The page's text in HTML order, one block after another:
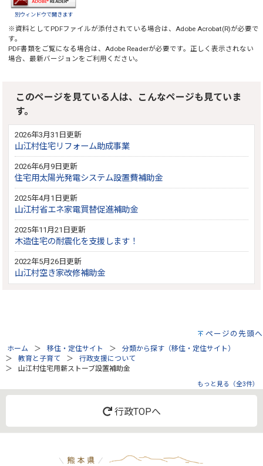
別ウィンドウで開きます
※資料としてPDFファイルが添付されている場合は、Adobe Acrobat(R)が必要で
す。
PDF書類をご覧になる場合は、Adobe Readerが必要です。正しく表示されない
場合、最新バージョンをご利用ください。
このページを見ている人は、こんなページも見ていま
す。
2026年3月31日更新
山江村住宅リフォーム助成事業
2026年6月9日更新
住宅用太陽光発電システム設置費補助金
2025年4月1日更新
山江村省エネ家電買替促進補助金
2025年11月21日更新
木造住宅の耐震化を支援します！
2022年5月26日更新
山江村空き家改修補助金
ページの先頭へ
ホーム 移住・定住サイト
分類から探す（移住・定住サイト）
教育と子育て
行政支援について
山江村住宅用薪ストーブ設置補助金
もっと見る（全3件）
行政TOPへ